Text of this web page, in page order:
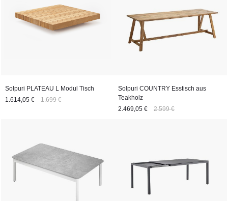
Solpuri PLATEAU L Modul Tisch
1.614,05 €
1.699 €
Solpuri COUNTRY Esstisch aus
Teakholz
2.469,05 €
2.599 €